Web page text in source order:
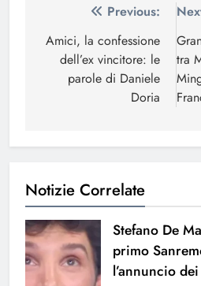
Navigazione
articoli
Previous:
Amici, la confessione
dell’ex vincitore: le
parole di Daniele
Doria
tra
Notizie Correlate
Stefano De
primo
l’annuncio